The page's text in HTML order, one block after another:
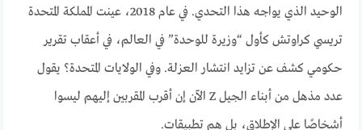
الوحيد الذي يواجه هذا التحدي. في عام 2018، عينت المملكة المتحدة
تريسي كراوتش كأول “وزيرة للوحدة” في العالم، في أعقاب تقرير
حكومي كشف عن تزايد انتشار العزلة. وفي الولايات المتحدة؟ يقول
عدد مذهل من أبناء الجيل Z الآن إن أقرب المقربين إليهم ليسوا
أشخاصًا على الإطلاق، بل هم تطبيقات.